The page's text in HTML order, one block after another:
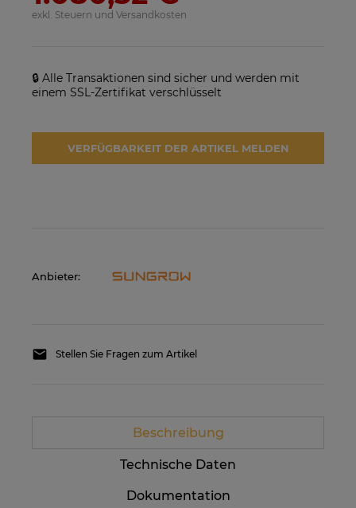
Netzwechselrichter
60HIH BF
exkl. Steuern und Versandkosten
🔒 Alle Transaktionen sind sicher und werden mit
einem SSL-Zertifikat verschlüsselt
VERFÜGBARKEIT DER ARTIKEL MELDEN
Anbieter:
Stellen Sie Fragen zum Artikel
Beschreibung
Technische Daten
Dokumentation